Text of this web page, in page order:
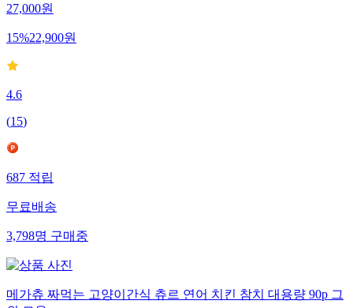
27,000원
15%22,900원
4.6
(15)
687적립
무료배송
3,798명구매중
메가츄 짜먹는 고양이간식 츄르 연어 치킨 참치 대용량 90p 그